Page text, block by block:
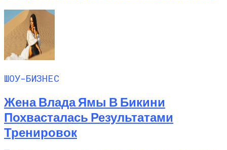
ШОУ-БИЗНЕС
Жена Влада Ямы В Бикини
Похвасталась Результатами
Тренировок